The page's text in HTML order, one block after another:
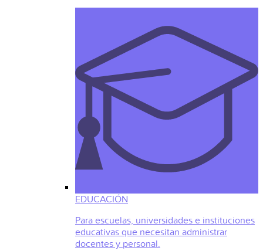
EDUCACIÓN
Para escuelas, universidades e instituciones
educativas que necesitan administrar
docentes y personal.